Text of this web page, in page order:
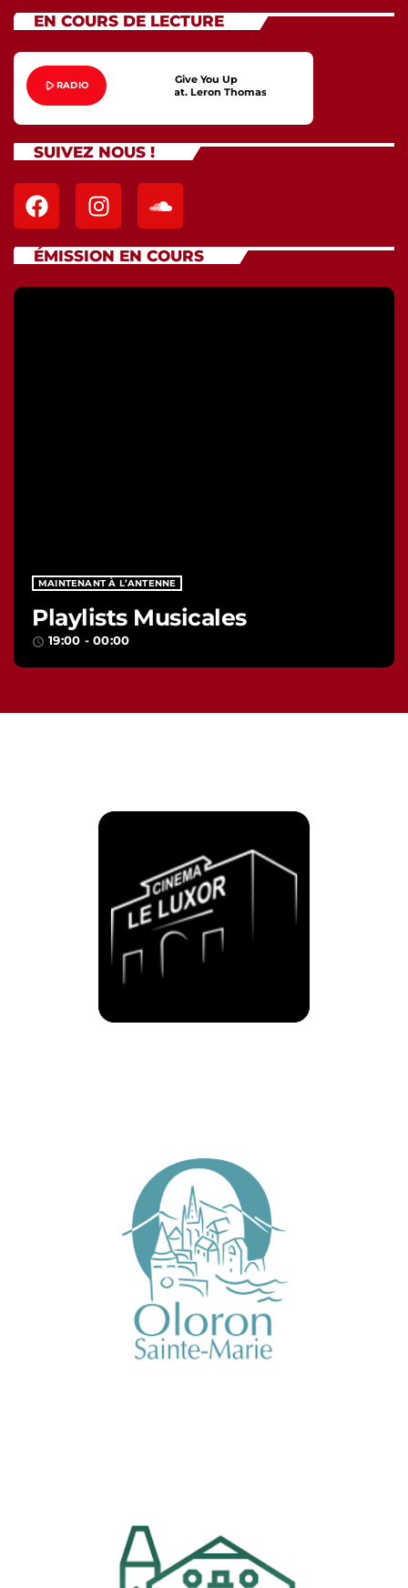
EN COURS DE LECTURE
play_arrowRADIO
Give You Up
Guts feat. Leron Thomas
SUIVEZ NOUS !
ÉMISSION EN COURS
MAINTENANT À L’ANTENNE
Playlists Musicales
access_time 19:00 - 00:00